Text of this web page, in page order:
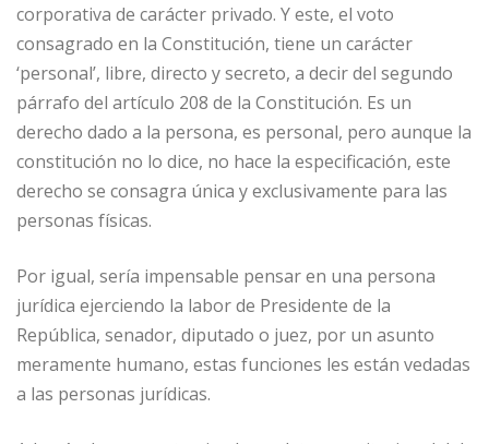
corporativa de carácter privado. Y este, el voto
consagrado en la Constitución, tiene un carácter
‘personal’, libre, directo y secreto, a decir del segundo
párrafo del artículo 208 de la Constitución. Es un
derecho dado a la persona, es personal, pero aunque la
constitución no lo dice, no hace la especificación, este
derecho se consagra única y exclusivamente para las
personas físicas.
Por igual, sería impensable pensar en una persona
jurídica ejerciendo la labor de Presidente de la
República, senador, diputado o juez, por un asunto
meramente humano, estas funciones les están vedadas
a las personas jurídicas.